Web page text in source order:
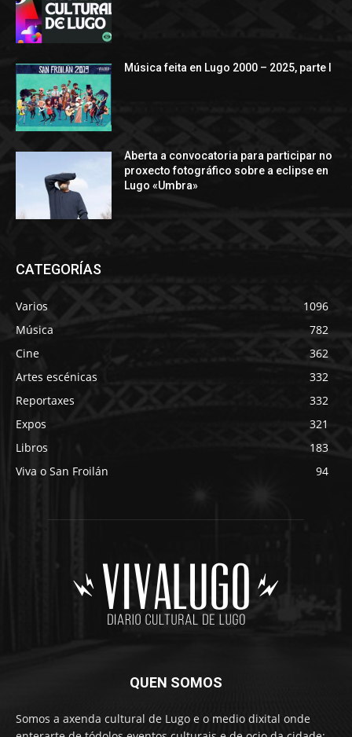
Música feita en Lugo 2000 – 2025, parte I
Aberta a convocatoria para participar no
proxecto fotográfico sobre a eclipse en
Lugo «Umbra»
CATEGORÍAS
Varios
1096
Música
782
Cine
362
Artes escénicas
332
Reportaxes
332
Expos
321
Libros
183
Viva o San Froilán
94
QUEN SOMOS
Somos a axenda cultural de Lugo e o medio dixital onde